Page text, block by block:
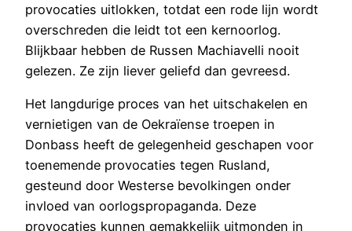
provocaties uitlokken, totdat een rode lijn wordt
overschreden die leidt tot een kernoorlog.
Blijkbaar hebben de Russen Machiavelli nooit
gelezen. Ze zijn liever geliefd dan gevreesd.
Het langdurige proces van het uitschakelen en
vernietigen van de Oekraïense troepen in
Donbass heeft de gelegenheid geschapen voor
toenemende provocaties tegen Rusland,
gesteund door Westerse bevolkingen onder
invloed van oorlogspropaganda. Deze
provocaties kunnen gemakkelijk uitmonden in